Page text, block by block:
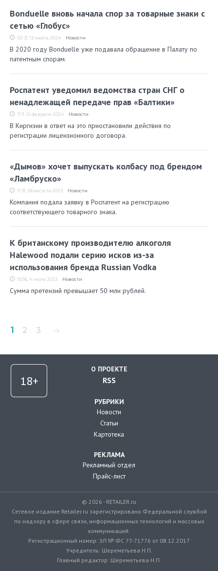
Bonduelle вновь начала спор за товарные знаки с
сетью «Глобус»
02:31, 13 марта 2024 Новости
В 2020 году Bonduelle уже подавала обращение в Палату по
патентным спорам.
Роспатент уведомил ведомства стран СНГ о
ненадлежащей передаче прав «Балтики»
11:11, 12 февраля 2024 Новости
В Киргизии в ответ на это приостановили действия по
регистрации лицензионного договора.
«Дымов» хочет выпускать колбасу под брендом
«Ламбруско»
11:31, 28 августа 2023 Новости
Компания подала заявку в Роспатент на регистрацию
соответствующего товарного знака.
К британскому производителю алкоголя
Halewood подали серию исков из-за
использования бренда Russian Vodka
10:56, 4 июля 2023 Новости
Сумма претензий превышает 50 млн рублей.
Пагинация
1 2 3
О ПРОЕКТЕ
RSS
РУБРИКИ
Новости
Статьи
Картотека
РЕКЛАМА
Рекламный отдел
Прайс-лист
© 2026 - RETAILER.ru
Сетевое издание Retailer.ru зарегистрировано Федеральной службой
по надзору в сфере связи, информационных технологий и массовых
коммуникаций.
Регистрационный номер: ЭЛ № ФС 77-71776 от 08.12.2017
Учредитель: Шереметьева Н.П.
Главный редактор: Шереметьева Н.П.